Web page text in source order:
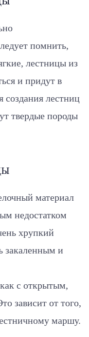
помнить,
лестницы из
и придут в
создания лестниц
твердые породы
материал
недостатком
хрупкий
закаленным и
с открытым,
зависит от того,
маршу.